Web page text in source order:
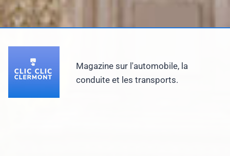
Magazine sur l'automobile, la
conduite et les transports.